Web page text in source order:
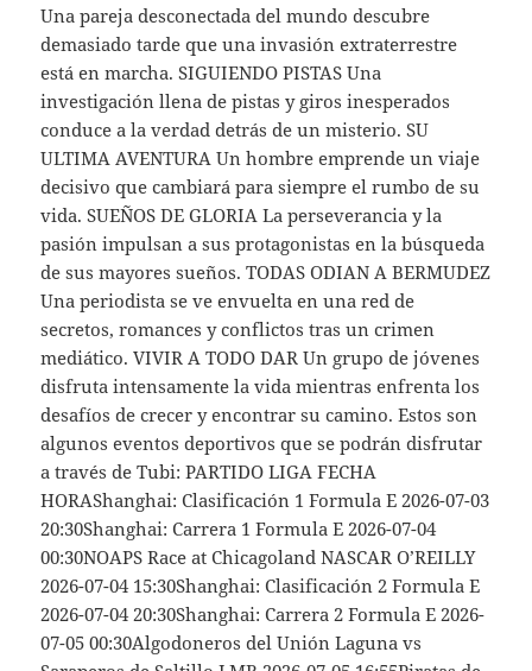
Una pareja desconectada del mundo descubre
demasiado tarde que una invasión extraterrestre
está en marcha. SIGUIENDO PISTAS Una
investigación llena de pistas y giros inesperados
conduce a la verdad detrás de un misterio. SU
ULTIMA AVENTURA Un hombre emprende un viaje
decisivo que cambiará para siempre el rumbo de su
vida. SUEÑOS DE GLORIA La perseverancia y la
pasión impulsan a sus protagonistas en la búsqueda
de sus mayores sueños. TODAS ODIAN A BERMUDEZ
Una periodista se ve envuelta en una red de
secretos, romances y conflictos tras un crimen
mediático. VIVIR A TODO DAR Un grupo de jóvenes
disfruta intensamente la vida mientras enfrenta los
desafíos de crecer y encontrar su camino. Estos son
algunos eventos deportivos que se podrán disfrutar
a través de Tubi: PARTIDO LIGA FECHA
HORAShanghai: Clasificación 1 Formula E 2026-07-03
20:30Shanghai: Carrera 1 Formula E 2026-07-04
00:30NOAPS Race at Chicagoland NASCAR O’REILLY
2026-07-04 15:30Shanghai: Clasificación 2 Formula E
2026-07-04 20:30Shanghai: Carrera 2 Formula E 2026-
07-05 00:30Algodoneros del Unión Laguna vs